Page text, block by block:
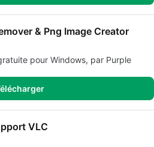
& Png Image Creator
pour Windows, par Purple
VLC